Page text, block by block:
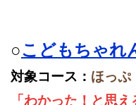
○こどもちゃれ
対象コース： ほっぷ
「わかった！と思